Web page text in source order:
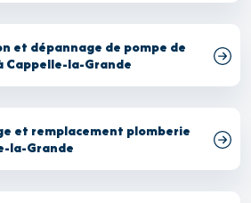
et dépannage de pompe de
Cappelle-la-Grande
et remplacement plomberie
la-Grande